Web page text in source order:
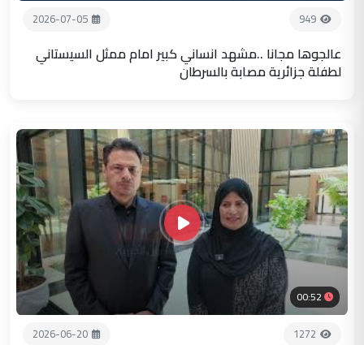
949
2026-07-05
عالجوها مجانا ..مشهد انساني كبير امام ممثل السيستاني
لطفلة جزائرية مصابة بالسرطان
00:52
1272
2026-06-20